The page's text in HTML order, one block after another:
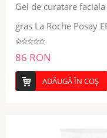
Gel de curatare
gras La Roche Posay
86 RON
ADĂUGĂ ÎN COŞ